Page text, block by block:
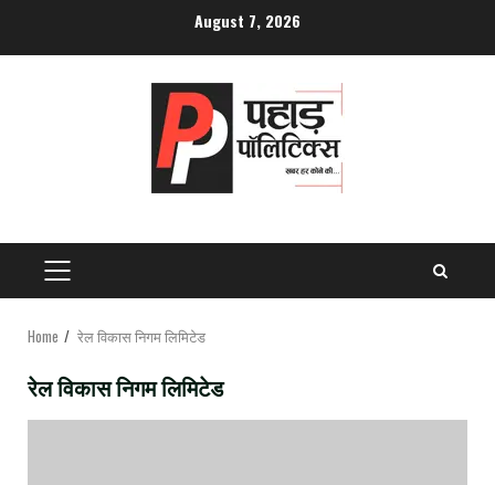
August 7, 2026
PRIMARY
MENU
Home रेल विकास निगम लिमिटेड
रेल विकास निगम लिमिटेड